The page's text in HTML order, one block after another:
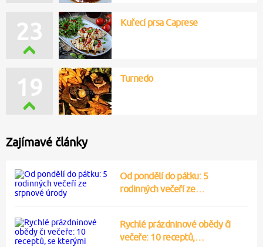
23 Kuřecí prsa Caprese
19 Turnedo
Zajímavé články
Od pondělí do pátku: 5
rodinných večeří ze…
Rychlé prázdninové obědy či
večeře: 10 receptů,…